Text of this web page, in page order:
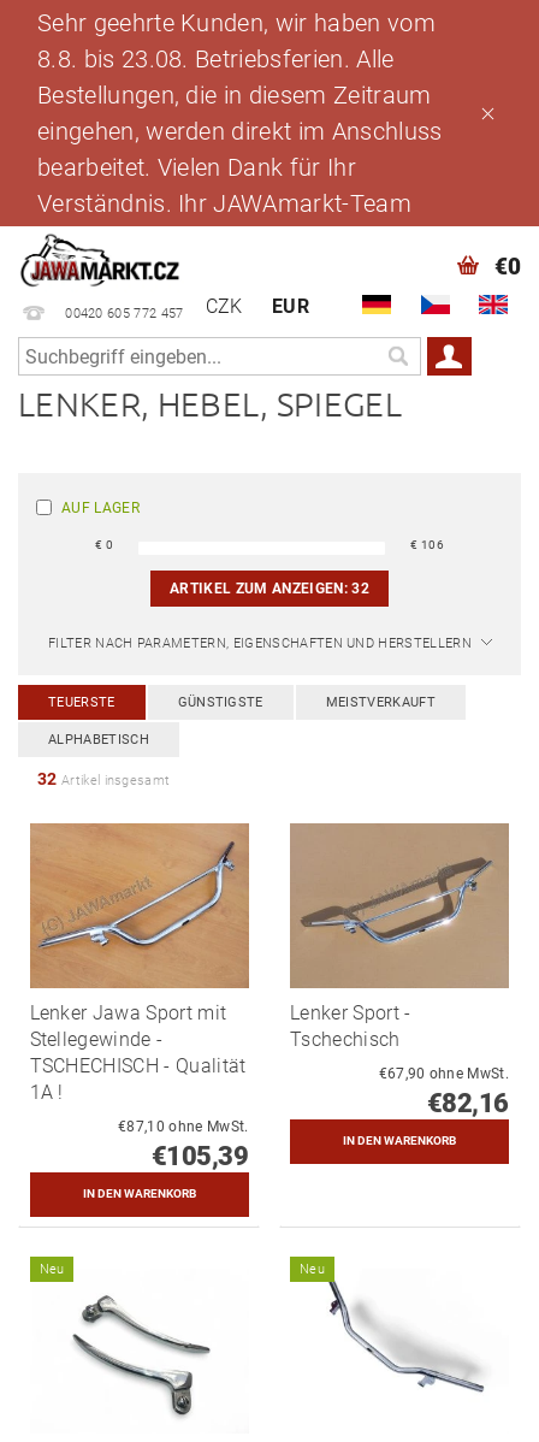
Sehr geehrte Kunden, wir haben vom
8.8. bis 23.08. Betriebsferien. Alle
Bestellungen, die in diesem Zeitraum
eingehen, werden direkt im Anschluss
bearbeitet. Vielen Dank für Ihr
Verständnis. Ihr JAWAmarkt-Team
00420 605 772 457 CZK EUR
€0
LENKER, HEBEL, SPIEGEL
AUF LAGER
€0 € 106
ARTIKEL ZUM ANZEIGEN:32
FILTER NACH PARAMETERN, EIGENSCHAFTEN UND HERSTELLERN
TEUERSTE GÜNSTIGSTE MEISTVERKAUFT
ALPHABETISCH
32 Artikel insgesamt
Lenker Jawa Sport mit
Stellegewinde -
TSCHECHISCH - Qualität
1A !
€87,10 ohne MwSt.
€105,39
Lenker Sport -
Tschechisch
€67,90 ohne MwSt.
€82,16
Neu Neu